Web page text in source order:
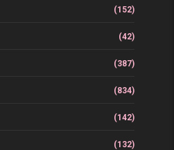
(152)
(42)
(387)
(834)
(142)
(132)